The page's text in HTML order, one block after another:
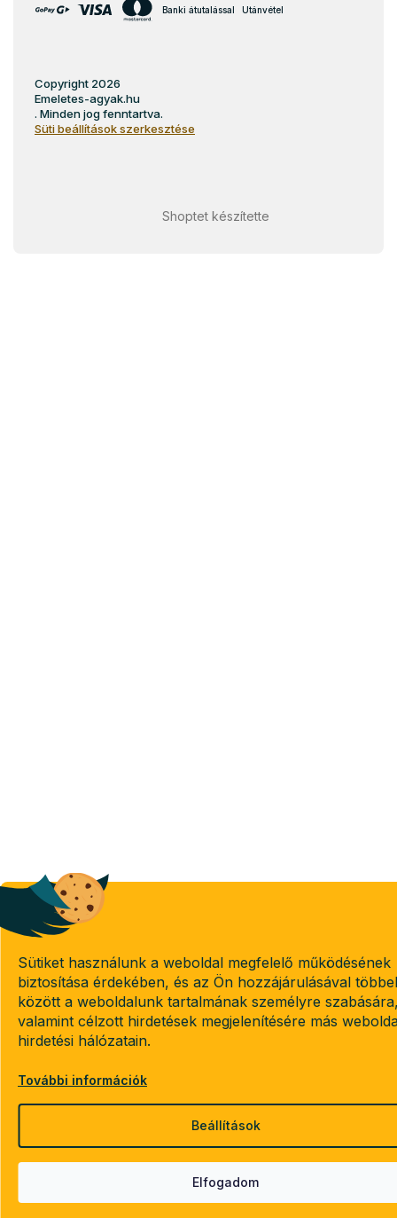
Sütiket használunk a weboldal megfelelő működésének
biztosítása érdekében, és az Ön hozzájárulásával
között a weboldalunk tartalmának személyre
valamint célzott hirdetések megjelenítésére más
hirdetési hálózatain.
További információk
Beállítások
Elfogadom
Banki átutalással Utánvétel
Shoptet készítette
Copyright 2026
Emeletes-agyak.hu
. Minden jog fenntartva.
Süti beállítások szerkesztése